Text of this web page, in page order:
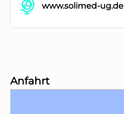
www.solimed-ug.de
Anfahrt